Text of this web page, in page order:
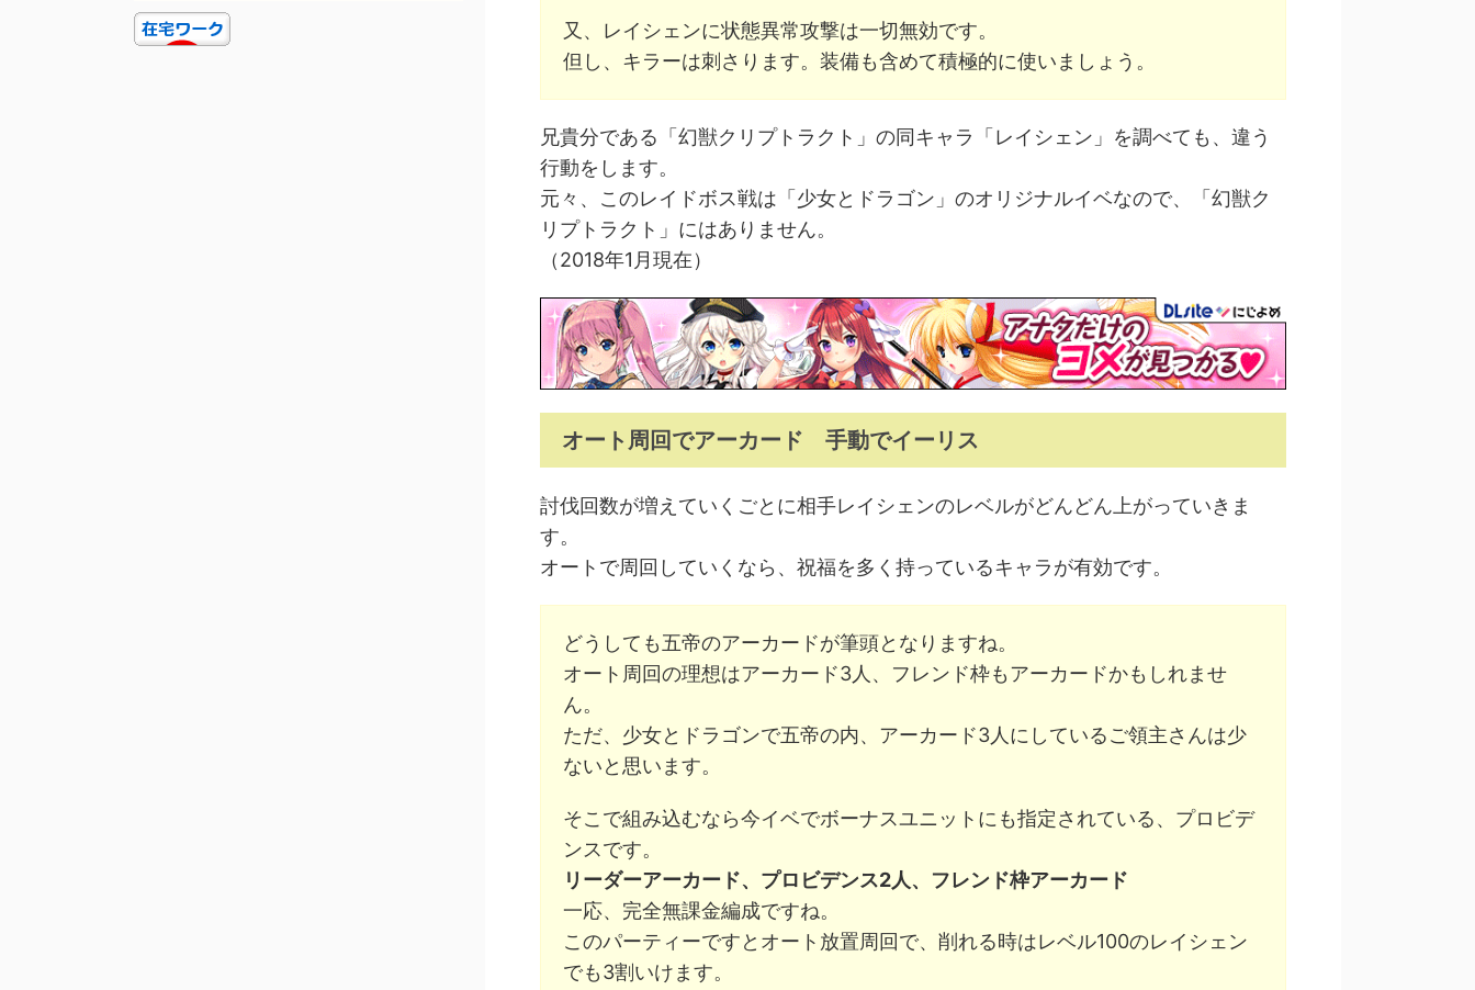
又、レイシェンに状態異常攻撃は一切無効です。
但し、キラーは刺さります。装備も含めて積極的に使いましょう。
兄貴分である「幻獣クリプトラクト」の同キャラ「レイシェン」を調べても、違う
行動をします。
元々、このレイドボス戦は「少女とドラゴン」のオリジナルイベなので、「幻獣ク
リプトラクト」にはありません。
（2018年1月現在）
オート周回でアーカード 手動でイーリス
討伐回数が増えていくごとに相手レイシェンのレベルがどんどん上がっていきま
す。
オートで周回していくなら、祝福を多く持っているキャラが有効です。
どうしても五帝のアーカードが筆頭となりますね。
オート周回の理想はアーカード3人、フレンド枠もアーカードかもしれませ
ん。
ただ、少女とドラゴンで五帝の内、アーカード3人にしているご領主さんは少
ないと思います。
そこで組み込むなら今イベでボーナスユニットにも指定されている、プロビデ
ンスです。
リーダーアーカード、プロビデンス2人、フレンド枠アーカード
一応、完全無課金編成ですね。
このパーティーですとオート放置周回で、削れる時はレベル100のレイシェン
でも3割いけます。